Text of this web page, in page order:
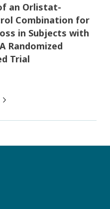
an Orlistat-
Combination for
in Subjects with
Randomized
Trial